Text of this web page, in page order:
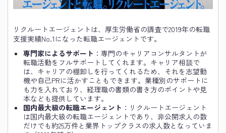
リクルートエージェントは、厚生労働省の調査で2019年の転職
支援実績No.1になった転職エージェントです。
専門家によるサポート ：専門のキャリアコンサルタントが
転職活動をフルサポートしてくれます。キャリア相談で
は、キャリアの棚卸しを行ってくれるため、それを志望動
機や自己PRに活かすこともできます。業種別のサポートに
も力を入れており、経理職の書類の書き方のポイントや見
本なども提供しています。
国内最大級の転職エージェント ：リクルートエージェント
は国内最大級の転職エージェントであり、非公開求人の数
だけでも約25万件と業界トップクラスの求人数となっていま